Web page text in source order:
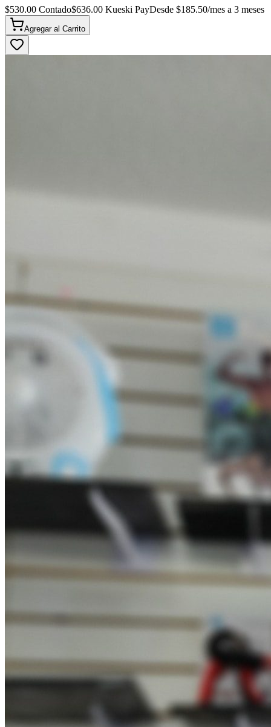
$530.00 Contado$636.00 Kueski PayDesde $185.50/mes a 3 meses
Agregar al Carrito